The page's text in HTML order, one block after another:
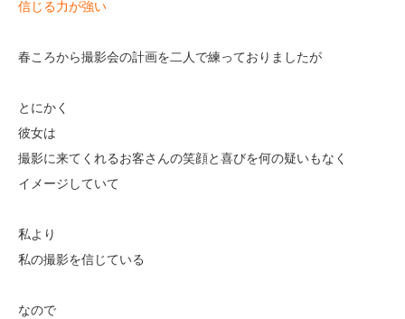
信じる力が強い
春ころから撮影会の計画を二人で練っておりましたが
とにかく
彼女は
撮影に来てくれるお客さんの笑顔と喜びを何の疑いもなく
イメージしていて
私より
私の撮影を信じている
なので